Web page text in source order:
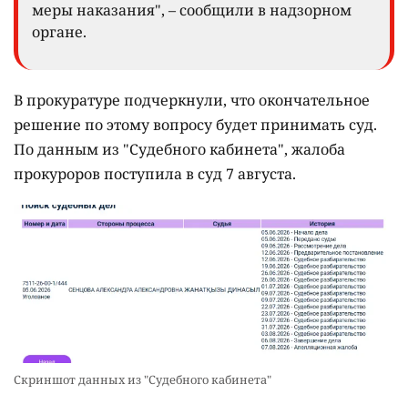
меры наказания", – сообщили в надзорном
органе.
В прокуратуре подчеркнули, что окончательное
решение по этому вопросу будет принимать суд.
По данным из "Судебного кабинета", жалоба
прокуроров поступила в суд 7 августа.
Скриншот данных из "Судебного кабинета"